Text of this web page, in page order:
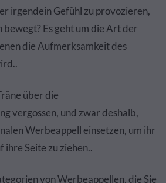
irgendein Gefühl zu provozieren,
bewegt? Es geht um die Art der
die Aufmerksamkeit des
über die
vergossen, und zwar deshalb,
Werbeappell einsetzen, um ihr
Seite zu ziehen..
von Werbeappellen, die Sie